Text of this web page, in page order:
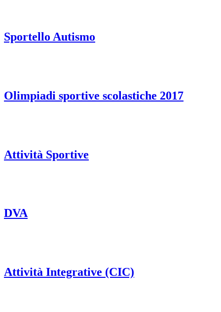
Sportello Autismo
Olimpiadi sportive scolastiche 2017
Attività Sportive
DVA
Attività Integrative (CIC)